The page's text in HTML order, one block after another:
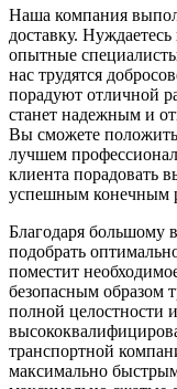
Наша компания
доставку.
опытные
нас трудятся
порадуют отличной
станет надежным и
Вы сможете
лучшем
клиента порадовать
успешным конечным
Благодаря большому
подобрать
поместит
безопасным образом
полной целостности
транспортной
максимально